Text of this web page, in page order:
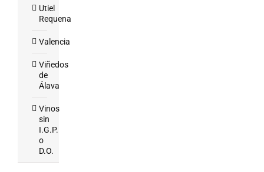
Utiel
Requena
Valencia
Viñedos
de
Álava
Vinos
sin
I.G.P.
o
D.O.